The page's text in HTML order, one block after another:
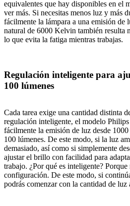
equivalentes que hay disponibles en el
ver más. Si necesitas menos luz y más
fácilmente la lámpara a una emisión de
natural de 6000 Kelvin también resulta
lo que evita la fatiga mientras trabajas.
Regulación inteligente para
100 lúmenes
Cada tarea exige una cantidad distinta
regulación inteligente, el modelo
fácilmente la emisión de luz desde
100 lúmenes. De este modo, si la luz
demasiado, así como si simplemente
ajustar el brillo con facilidad para
trabajo. ¿Por qué es inteligente?
configuración. De este modo, si
podrás comenzar con la cantidad de luz